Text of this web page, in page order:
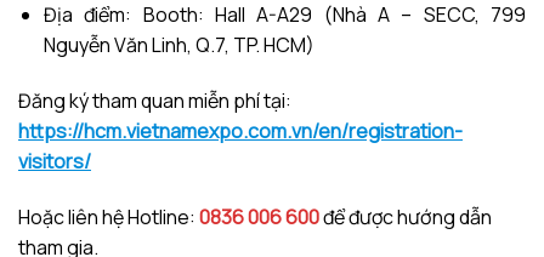
Địa điểm: Booth: Hall A-A29 (Nhà A – SECC, 799
Nguyễn Văn Linh, Q.7, TP. HCM)
Đăng ký tham quan miễn phí tại:
https://hcm.vietnamexpo.com.vn/en/registration-
visitors/
Hoặc liên hệ Hotline: 0836 006 600để được hướng dẫn
tham gia.